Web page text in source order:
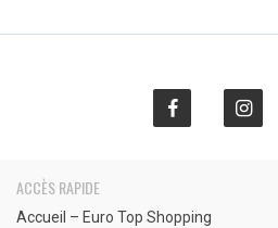
ACCÈS RAPIDE
Accueil – Euro Top Shopping